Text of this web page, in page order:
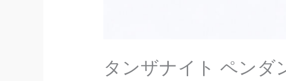
タンザナイト ペンダ